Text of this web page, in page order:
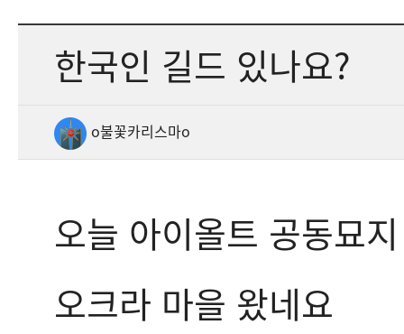
한국인 길드 있나요?
o불꽃카리스마o
오늘 아이올트 공동묘
오크라 마을 왔네요